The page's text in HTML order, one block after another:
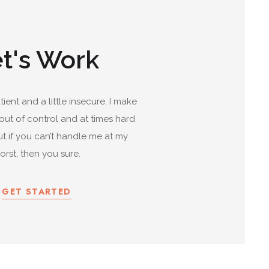
Work
and a little insecure. I make
of control and at times hard
if you can’t handle me at my
then you sure.
GET STARTED